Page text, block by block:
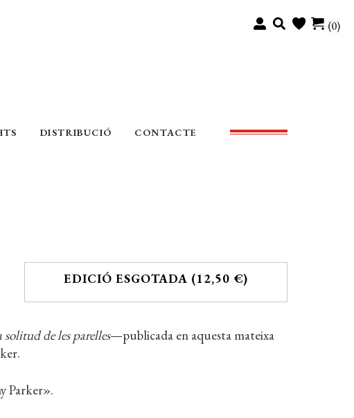
(0)
DISTRIBUCIÓ CONTACTE
EDICIÓ ESGOTADA (12,50 €)
solitud de les parelles—publicada en aquesta mateixa
Parker».